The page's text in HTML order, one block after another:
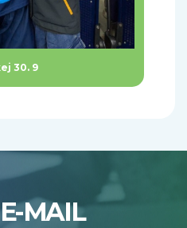
30. 9
MAIL